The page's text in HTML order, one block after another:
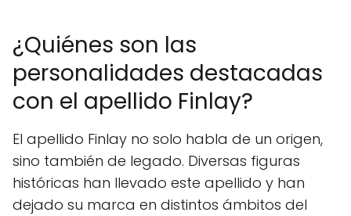
¿Quiénes son las
personalidades destacadas
con el apellido Finlay?
El apellido Finlay no solo habla de un origen,
sino también de legado. Diversas figuras
históricas han llevado este apellido y han
dejado su marca en distintos ámbitos del